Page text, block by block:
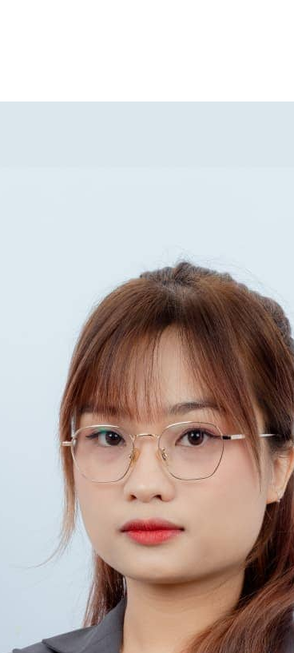
ĐỘI NGŨ TƯ VẤN
GCS để được hỗ trợ một cách tốt nhất